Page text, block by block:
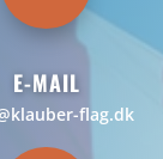
E-MAIL
flag.dk